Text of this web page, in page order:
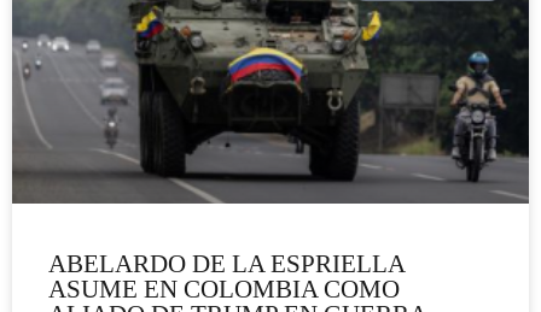
ABELARDO DE LA ESPRIELLA
ASUME EN COLOMBIA COMO